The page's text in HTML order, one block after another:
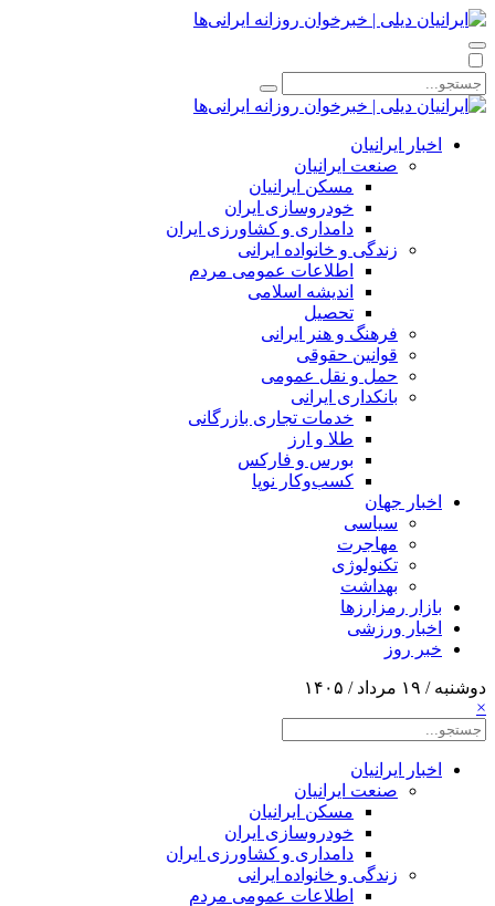
اخبار ایرانیان
صنعت ایرانیان
مسکن ایرانیان
خودروسازی ایران
دامداری و کشاورزی ایران
زندگی و خانواده ایرانی
اطلاعات عمومی مردم
اندیشه اسلامی
تحصیل
فرهنگ و هنر ایرانی
قوانین حقوقی
حمل و نقل عمومی
بانکداری ایرانی
خدمات تجاری بازرگانی
طلا و ارز
بورس و فارکس
کسب‌وکار نوپا
اخبار جهان
سیاسی
مهاجرت
تکنولوژی
بهداشت
بازار رمزارزها
اخبار ورزشی
خبر روز
دوشنبه / ۱۹ مرداد / ۱۴۰۵
×
اخبار ایرانیان
صنعت ایرانیان
مسکن ایرانیان
خودروسازی ایران
دامداری و کشاورزی ایران
زندگی و خانواده ایرانی
اطلاعات عمومی مردم